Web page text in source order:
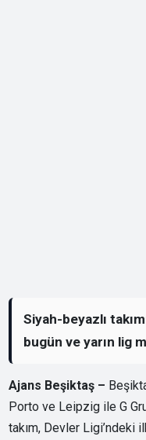
Siyah-beyazlı
bugün ve yarın lig
Ajans Beşiktaş –
Porto ve Leipzig ile G
takım, Devler Ligi’ndeki